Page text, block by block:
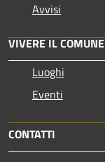
Avvisi
VIVERE IL COMUNE
Luoghi
Eventi
CONTATTI